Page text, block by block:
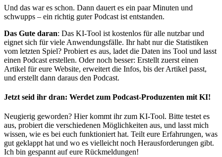
Und das war es schon. Dann dauert es ein paar Minuten und
schwupps – ein richtig guter Podcast ist entstanden.
Das Gute daran: Das KI-Tool ist kostenlos für alle nutzbar und
eignet sich für viele Anwendungsfälle. Ihr habt nur die Statistiken
vom letzten Spiel? Probiert es aus, ladet die Daten ins Tool und lasst
einen Podcast erstellen. Oder noch besser: Erstellt zuerst einen
Artikel für eure Website, erweitert die Infos, bis der Artikel passt,
und erstellt dann daraus den Podcast.
Jetzt seid ihr dran: Werdet zum Podcast-Produzenten mit KI!
Neugierig geworden? Hier kommt ihr zum KI-Tool. Bitte testet es
aus, probiert die verschiedenen Möglichkeiten aus, und lasst mich
wissen, wie es bei euch funktioniert hat. Teilt eure Erfahrungen, was
gut geklappt hat und wo es vielleicht noch Herausforderungen gibt.
Ich bin gespannt auf eure Rückmeldungen!